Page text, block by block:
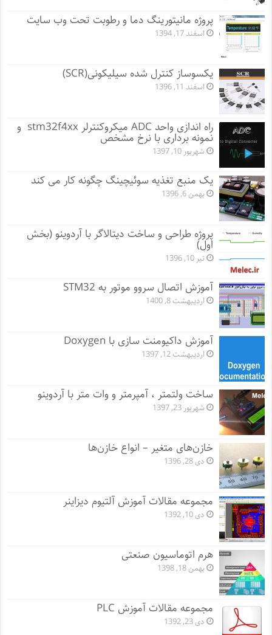
پروژه مانيتورينگ دما و رطوبت تحت وب سایت
اسفند 17, 1394
یکسوساز کنترل شده سیلیکونی(SCR)
اسفند 11, 1396
راه اندازی واحد ADC میکروکنترلر stm32f4xx و
نمونه برداری با نرخ مشخص
شهریور 10, 1397
یک منبع تغذیه سوئیچینگ چگونه کار می کند
بهمن 6, 1396
پروژه طراحی و ساخت دیتالاگر با آردوینو (بخش
اول)
تیر 10, 1396
آموزش اتصال سروو موتور به STM32
اردیبهشت 8, 1400
آموزش داکیومنت سازی با Doxygen
اردیبهشت 12, 1397
ساخت ولتمتر ، آمپرمتر و وات متر با آردوینو
شهریور 23, 1397
خازن‌های متغیر – انواع خازن‌ها
دی 28, 1396
مجموعه مقالات آموزش آلتیوم دیزاینر
دی 10, 1392
هرم اتوماسیون صنعتی
بهمن 18, 1398
مجموعه مقالات آموزش PLC
دی 23, 1392